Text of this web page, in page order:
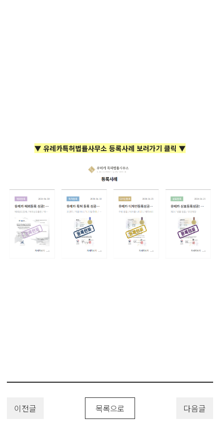
▼ 유레카특허법률사무소 등록사례 보러가기 클릭 ▼
이전글 목록으로 다음글